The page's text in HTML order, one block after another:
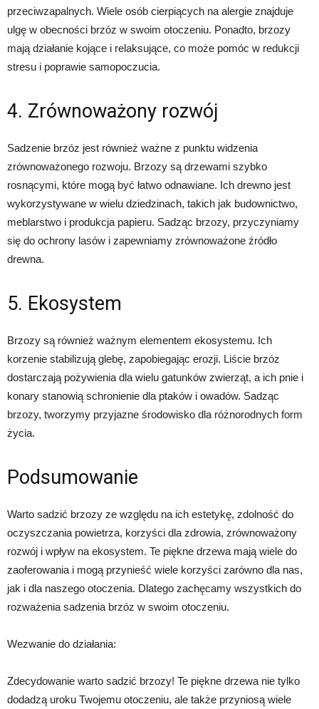
przeciwzapalnych. Wiele osób cierpiących na alergie znajduje
ulgę w obecności brzóz w swoim otoczeniu. Ponadto, brzozy
mają działanie kojące i relaksujące, co może pomóc w redukcji
stresu i poprawie samopoczucia.
4. Zrównoważony rozwój
Sadzenie brzóz jest również ważne z punktu widzenia
zrównoważonego rozwoju. Brzozy są drzewami szybko
rosnącymi, które mogą być łatwo odnawiane. Ich drewno jest
wykorzystywane w wielu dziedzinach, takich jak budownictwo,
meblarstwo i produkcja papieru. Sadząc brzozy, przyczyniamy
się do ochrony lasów i zapewniamy zrównoważone źródło
drewna.
5. Ekosystem
Brzozy są również ważnym elementem ekosystemu. Ich
korzenie stabilizują glebę, zapobiegając erozji. Liście brzóz
dostarczają pożywienia dla wielu gatunków zwierząt, a ich pnie i
konary stanowią schronienie dla ptaków i owadów. Sadząc
brzozy, tworzymy przyjazne środowisko dla różnorodnych form
życia.
Podsumowanie
Warto sadzić brzozy ze względu na ich estetykę, zdolność do
oczyszczania powietrza, korzyści dla zdrowia, zrównoważony
rozwój i wpływ na ekosystem. Te piękne drzewa mają wiele do
zaoferowania i mogą przynieść wiele korzyści zarówno dla nas,
jak i dla naszego otoczenia. Dlatego zachęcamy wszystkich do
rozważenia sadzenia brzóz w swoim otoczeniu.
Wezwanie do działania:
Zdecydowanie warto sadzić brzozy! Te piękne drzewa nie tylko
dodadzą uroku Twojemu otoczeniu, ale także przyniosą wiele